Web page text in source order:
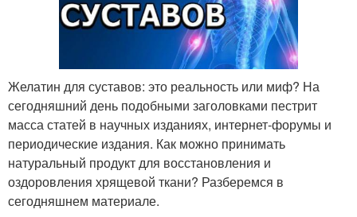
Желатин для суставов: это реальность или миф? На
сегодняшний день подобными заголовками пестрит
масса статей в научных изданиях, интернет-форумы и
периодические издания. Как можно принимать
натуральный продукт для восстановления и
оздоровления хрящевой ткани? Разберемся в
сегодняшнем материале.